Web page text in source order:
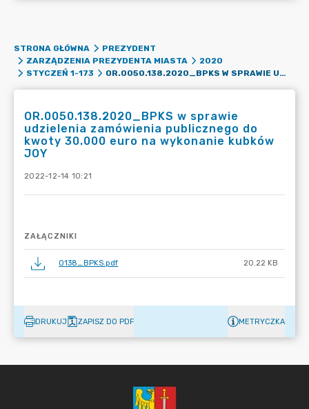
STRONA GŁÓWNA
PREZYDENT
ZARZĄDZENIA PREZYDENTA MIASTA
2020
STYCZEŃ 1-173
OR.0050.138.2020_BPKS W SPRAWIE UDZIELENIA ZAMÓWIENIA PUBLICZNEGO DO KWOTY 30.000 EURO NA WYKONANIE KUBKÓW JOY
OR.0050.138.2020_BPKS w sprawie
udzielenia zamówienia publicznego do
kwoty 30.000 euro na wykonanie kubków
JOY
2022-12-14 10:21
ZAŁĄCZNIKI
0138_BPKS.pdf 20.22 KB
DRUKUJ ZAPISZ DO PDF METRYCZKA